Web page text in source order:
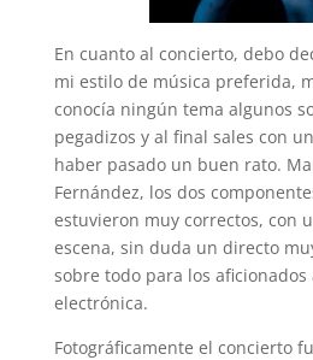
En cuanto al concierto, debo
mi estilo de música preferida,
conocía ningún tema algunos
pegadizos y al final sales con
haber pasado un buen rato.
Fernández, los dos
estuvieron muy correctos, con
escena, sin duda un directo
sobre todo para los aficionados
electrónica.
Fotográficamente el concierto